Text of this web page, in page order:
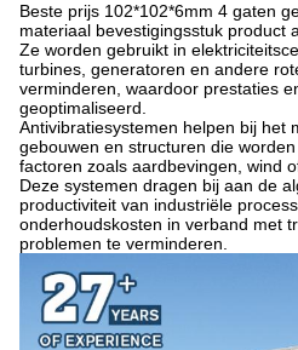
Beste prijs 102*102*6mm 4 gaten
materiaal bevestigingsstuk product
Ze worden gebruikt in
turbines, generatoren en andere
verminderen, waardoor prestaties
geoptimaliseerd.
Antivibratiesystemen helpen bij het
gebouwen en structuren die
factoren zoals aardbevingen, wind
Deze systemen dragen bij aan de
productiviteit van industriële
onderhoudskosten in verband met
problemen te verminderen.